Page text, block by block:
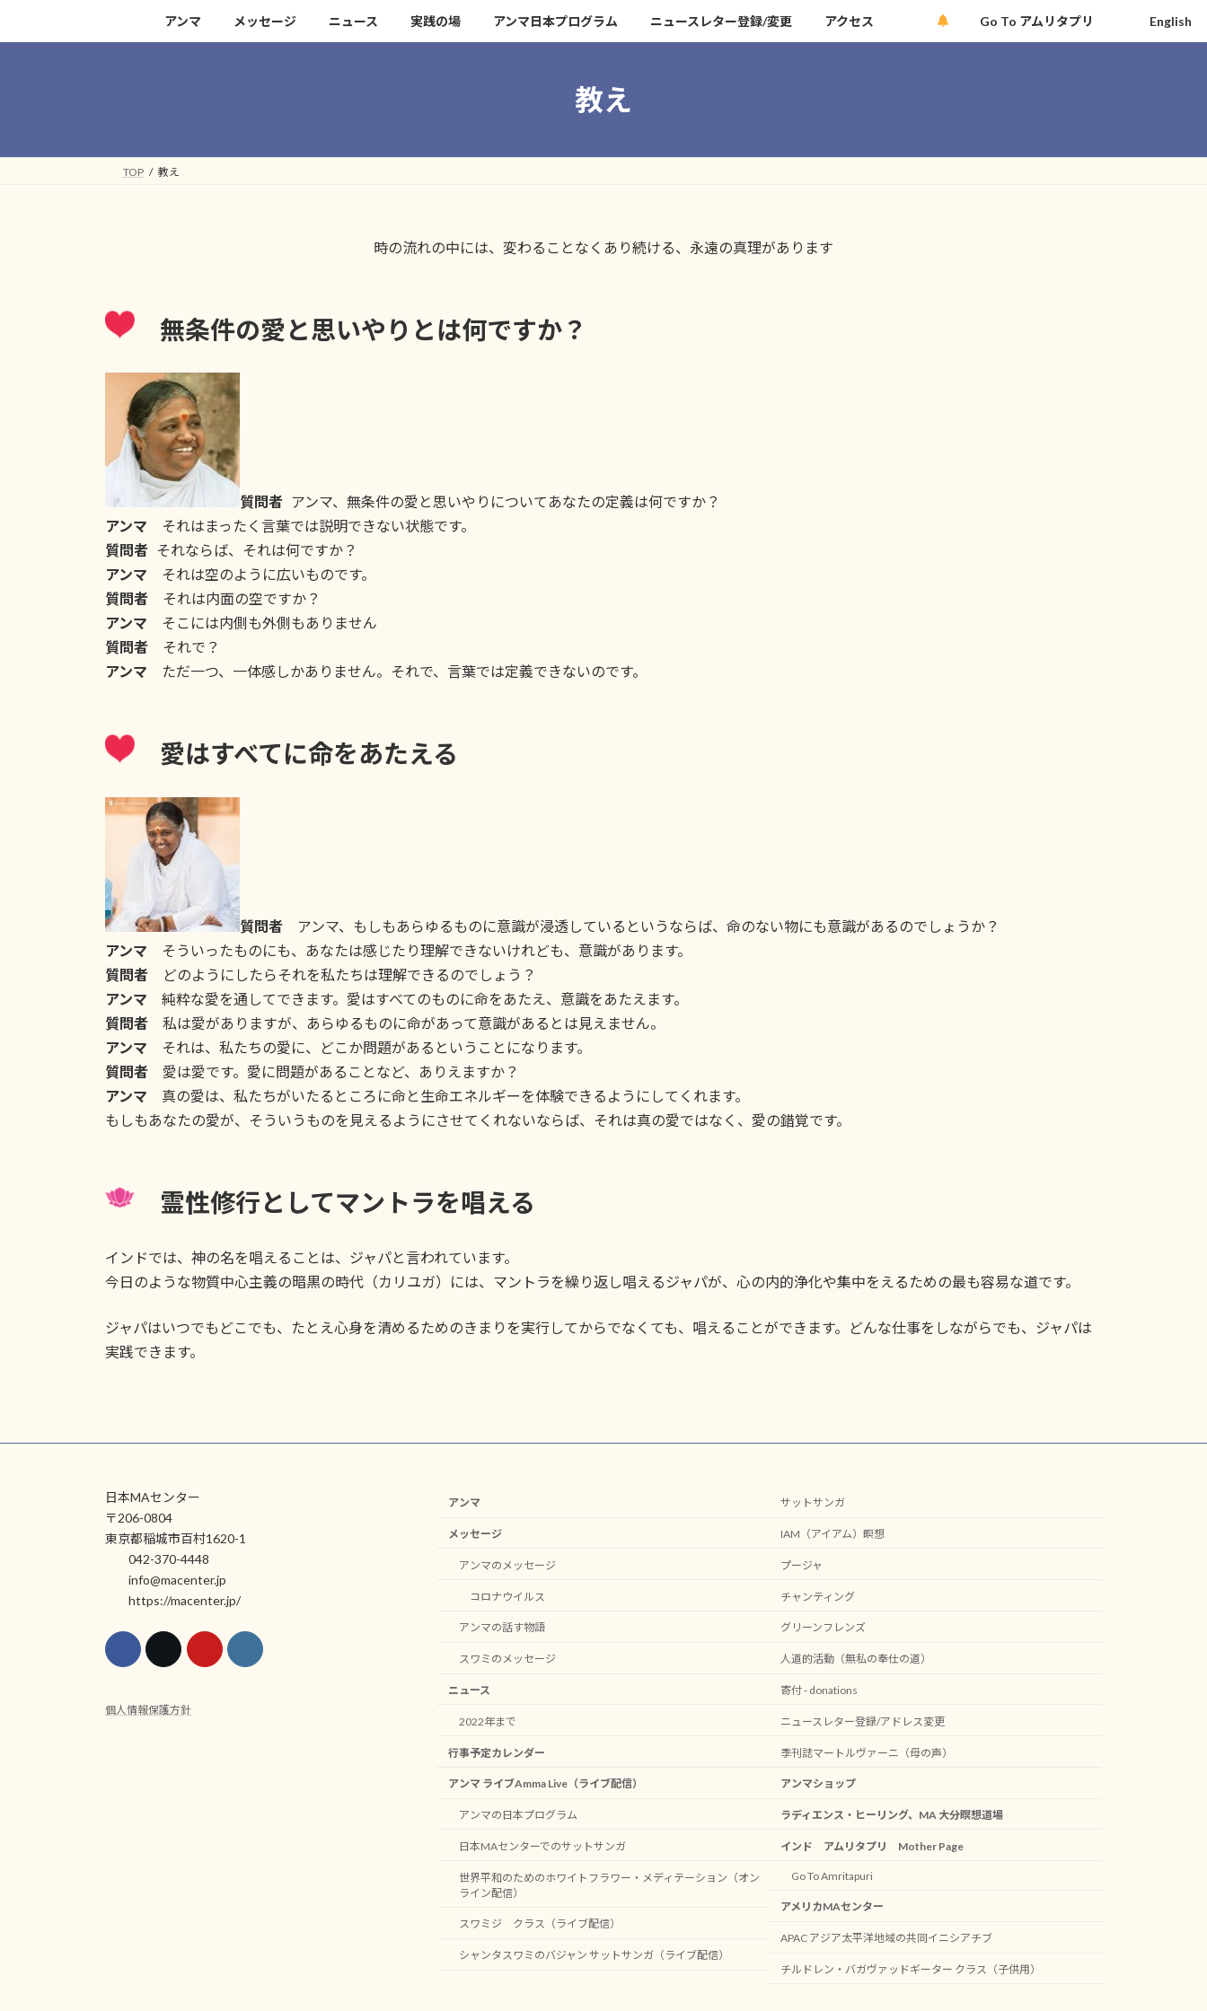
キ
に
アンマ メッセージ ニュース 実践の場 アンマ日本プログラム ニュースレター登録/変更 アクセス Go To アムリタプリ English
教え
TOP 教え
時の流れの中には、変わることなくあり続ける、永遠の真理があります
無条件の愛と思いやりとは何ですか？
質問者 アンマ、無条件の愛と思いやりについてあなたの定義は何ですか？
アンマ それはまったく言葉では説明できない状態です。
質問者 それならば、それは何ですか？
アンマ それは空のように広いものです。
質問者 それは内面の空ですか？
アンマ そこには内側も外側もありません
質問者 それで？
アンマ ただ一つ、一体感しかありません。それで、言葉では定義できないのです。
愛はすべてに命をあたえる
質問者 アンマ、もしもあらゆるものに意識が浸透しているというならば、命のない物にも意識があるのでしょうか？
アンマ そういったものにも、あなたは感じたり理解できないけれども、意識があります。
質問者 どのようにしたらそれを私たちは理解できるのでしょう？
アンマ 純粋な愛を通してできます。愛はすべてのものに命をあたえ、意識をあたえます。
質問者 私は愛がありますが、あらゆるものに命があって意識があるとは見えません。
アンマ それは、私たちの愛に、どこか問題があるということになります。
質問者 愛は愛です。愛に問題があることなど、ありえますか？
アンマ 真の愛は、私たちがいたるところに命と生命エネルギーを体験できるようにしてくれます。
もしもあなたの愛が、そういうものを見えるようにさせてくれないならば、それは真の愛ではなく、愛の錯覚です。
霊性修行としてマントラを唱える
インドでは、神の名を唱えることは、ジャパと言われています。
今日のような物質中心主義の暗黒の時代（カリユガ）には、マントラを繰り返し唱えるジャパが、心の内的浄化や集中をえるための最も容易な道です。
ジャパはいつでもどこでも、たとえ心身を清めるためのきまりを実行してからでなくても、唱えることができます。どんな仕事をしながらでも、ジャパは
実践できます。
日本MAセンター
〒206-0804
東京都稲城市百村1620-1
042-370-4448
info@macenter.jp
https://macenter.jp/
個人情報保護方針
アンマ
メッセージ
アンマのメッセージ
コロナウイルス
アンマの話す物語
スワミのメッセージ
ニュース
2022年まで
行事予定カレンダー
アンマ ライブAmma Live（ライブ配信）
アンマの日本プログラム
日本MAセンターでのサットサンガ
世界平和のためのホワイトフラワー・メディテーション（オン
ライン配信）
スワミジ クラス（ライブ配信）
シャンタスワミのバジャン サットサンガ（ライブ配信）
サットサンガ
IAM（アイアム）瞑想
プージャ
チャンティング
グリーンフレンズ
人道的活動（無私の奉仕の道）
寄付 - donations
ニュースレター登録/アドレス変更
季刊誌マートルヴァーニ（母の声）
アンマショップ
ラディエンス・ヒーリング、MA 大分瞑想道場
インド アムリタプリ Mother Page
Go To Amritapuri
アメリカMAセンター
APAC アジア太平洋地域の共同イニシアチブ
チルドレン・バガヴァッドギーター クラス（子供用）